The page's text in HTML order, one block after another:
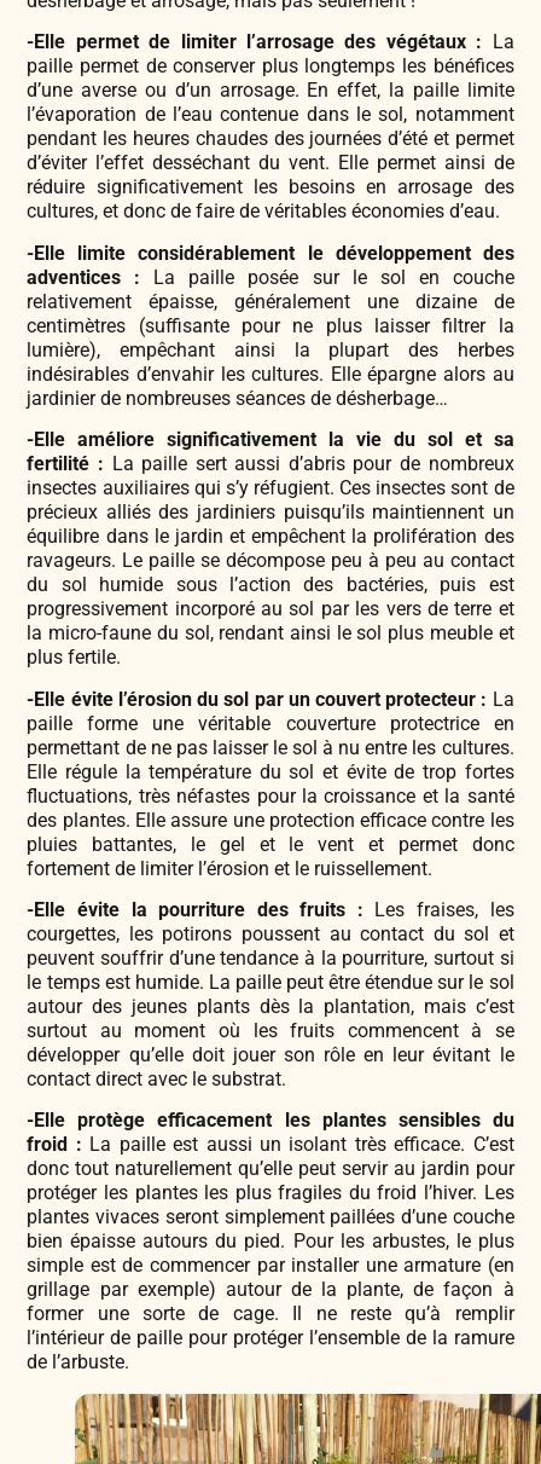
-Elle permet de limiter l’arrosage des végétaux : La
paille permet de conserver plus longtemps les bénéfices
d’une averse ou d’un arrosage. En effet, la paille limite
l’évaporation de l’eau contenue dans le sol, notamment
pendant les heures chaudes des journées d’été et permet
d’éviter l’effet desséchant du vent. Elle permet ainsi de
réduire significativement les besoins en arrosage des
cultures, et donc de faire de véritables économies d’eau.
-Elle limite considérablement le développement des
adventices : La paille posée sur le sol en couche
relativement épaisse, généralement une dizaine de
centimètres (suffisante pour ne plus laisser filtrer la
lumière), empêchant ainsi la plupart des herbes
indésirables d’envahir les cultures. Elle épargne alors au
jardinier de nombreuses séances de désherbage…
-Elle améliore significativement la vie du sol et sa
fertilité : La paille sert aussi d’abris pour de nombreux
insectes auxiliaires qui s’y réfugient. Ces insectes sont de
précieux alliés des jardiniers puisqu’ils maintiennent un
équilibre dans le jardin et empêchent la prolifération des
ravageurs. Le paille se décompose peu à peu au contact
du sol humide sous l’action des bactéries, puis est
progressivement incorporé au sol par les vers de terre et
la micro-faune du sol, rendant ainsi le sol plus meuble et
plus fertile.
-Elle évite l’érosion du sol par un couvert protecteur : La
paille forme une véritable couverture protectrice en
permettant de ne pas laisser le sol à nu entre les cultures.
Elle régule la température du sol et évite de trop fortes
fluctuations, très néfastes pour la croissance et la santé
des plantes. Elle assure une protection efficace contre les
pluies battantes, le gel et le vent et permet donc
fortement de limiter l’érosion et le ruissellement.
-Elle évite la pourriture des fruits : Les fraises, les
courgettes, les potirons poussent au contact du sol et
peuvent souffrir d’une tendance à la pourriture, surtout si
le temps est humide. La paille peut être étendue sur le sol
autour des jeunes plants dès la plantation, mais c’est
surtout au moment où les fruits commencent à se
développer qu’elle doit jouer son rôle en leur évitant le
contact direct avec le substrat.
-Elle protège efficacement les plantes sensibles du
froid : La paille est aussi un isolant très efficace. C’est
donc tout naturellement qu’elle peut servir au jardin pour
protéger les plantes les plus fragiles du froid l’hiver. Les
plantes vivaces seront simplement paillées d’une couche
bien épaisse autours du pied. Pour les arbustes, le plus
simple est de commencer par installer une armature (en
grillage par exemple) autour de la plante, de façon à
former une sorte de cage. Il ne reste qu’à remplir
l’intérieur de paille pour protéger l’ensemble de la ramure
de l’arbuste.